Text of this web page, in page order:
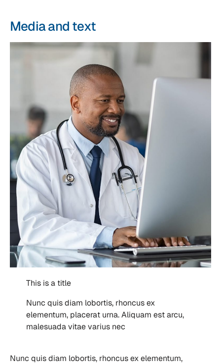
Media and text
This is a title
Nunc quis diam lobortis, rhoncus ex
elementum, placerat urna. Aliquam est arcu,
malesuada vitae varius nec
Nunc quis diam lobortis, rhoncus ex elementum,